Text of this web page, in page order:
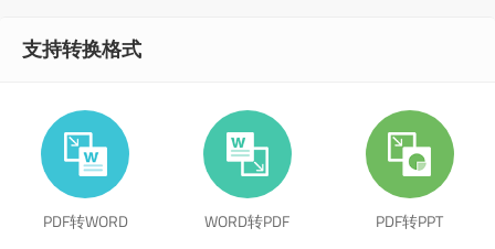
支持转换格式
PDF转WORD WORD转PDF PDF转PPT